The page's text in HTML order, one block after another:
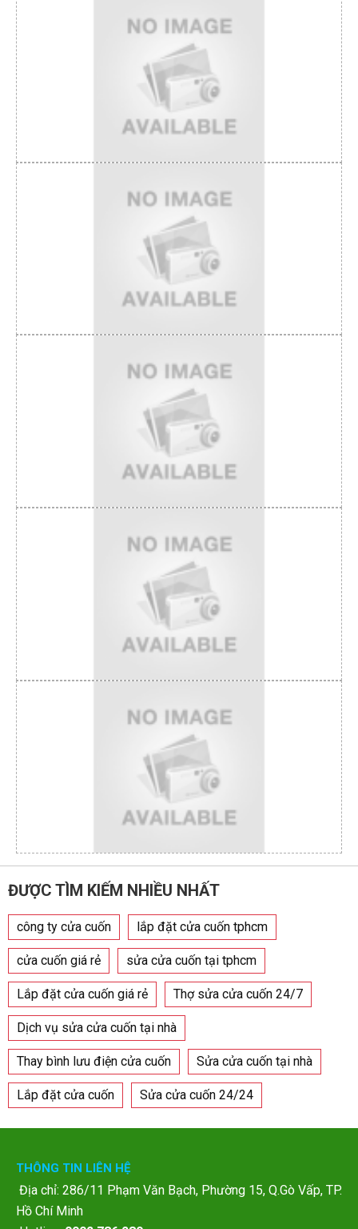
ĐƯỢC TÌM KIẾM NHIỀU NHẤT
công ty cửa cuốn lắp đặt cửa cuốn tphcm
cửa cuốn giá rẻ sửa cửa cuốn tại tphcm
Lắp đặt cửa cuốn giá rẻ Thợ sửa cửa cuốn 24/7
Dịch vụ sửa cửa cuốn tại nhà
Thay bình lưu điện cửa cuốn Sửa cửa cuốn tại nhà
Lắp đặt cửa cuốn Sửa cửa cuốn 24/24
THÔNG TIN LIÊN HỆ
Địa chỉ: 286/11 Phạm Văn Bạch, Phường 15, Q.Gò Vấp, TP.
Hồ Chí Minh